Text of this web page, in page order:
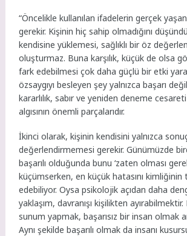
“Öncelikle kullanılan ifadelerin gerçek
gerekir. Kişinin hiç sahip olmadığını
kendisine yüklemesi, sağlıklı bir öz
oluşturmaz. Buna karşılık, küçük de olsa
fark edebilmesi çok daha güçlü bir etki
özsaygıyı besleyen şey yalnızca başarı
kararlılık, sabır ve yeniden deneme
algısının önemli parçalarıdır.
İkinci olarak, kişinin kendisini yalnızca
değerlendirmemesi gerekir. Günümüzde
başarılı olduğunda bunu ‘zaten olması
küçümserken, en küçük hatasını kimliğinin
edebiliyor. Oysa psikolojik açıdan daha
yaklaşım, davranışı kişilikten ayırabilmektir.
sunum yapmak, başarısız bir insan olmak
Aynı şekilde başarılı olmak da insanı